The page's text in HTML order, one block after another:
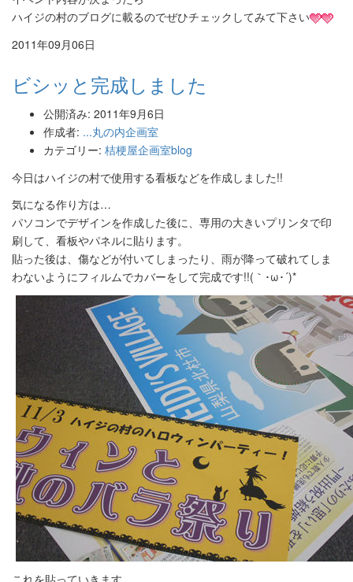
ハイジの村のブログに載るのでぜひチェックしてみて下さい
2011年09月06日
ビシッと完成しました
公開済み: 2011年9月6日
作成者: ...丸の内企画室
カテゴリー: 桔梗屋企画室blog
今日はハイジの村で使用する看板などを作成しました!!
気になる作り方は…
パソコンでデザインを作成した後に、専用の大きいプリンタで印
刷して、看板やパネルに貼ります。
貼った後は、傷などが付いてしまったり、雨が降って破れてしま
わないようにフィルムでカバーをして完成です!!(｀･ω･´)*
これを貼っていきます。